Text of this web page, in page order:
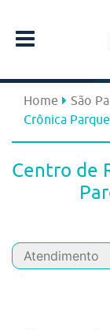
Home São
Crônica
Centro de